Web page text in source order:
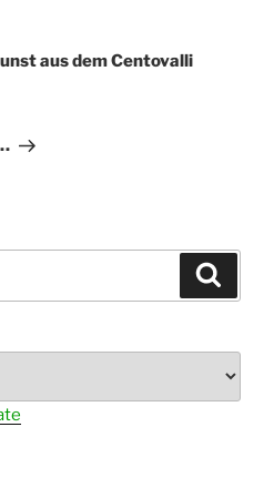
aus dem Centovalli